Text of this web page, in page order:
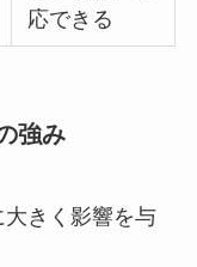
応できる
強み
きく影響を与